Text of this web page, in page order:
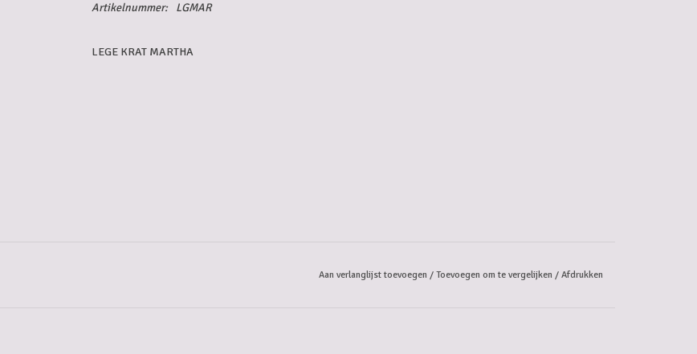
Artikelnummer: LGMAR
LEGE KRAT MARTHA
Aan verlanglijst toevoegen / Toevoegen om te vergelijken / Afdrukken